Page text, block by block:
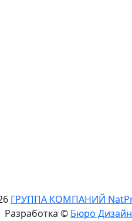
ГРУППА КОМПАНИЙ
Разработка © Бюро